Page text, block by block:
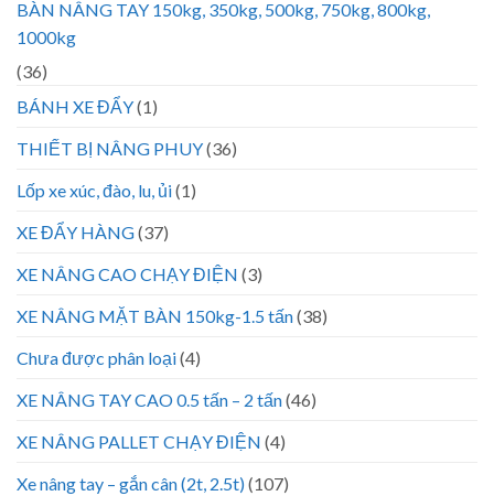
BÀN NÂNG TAY 150kg, 350kg, 500kg, 750kg, 800kg,
1000kg
(36)
BÁNH XE ĐẨY(1)
THIẾT BỊ NÂNG PHUY(36)
Lốp xe xúc, đào, lu, ủi(1)
XE ĐẨY HÀNG(37)
XE NÂNG CAO CHẠY ĐIỆN (3)
XE NÂNG MẶT BÀN 150kg-1.5 tấn(38)
Chưa được phân loại(4)
XE NÂNG TAY CAO 0.5 tấn – 2 tấn(46)
XE NÂNG PALLET CHẠY ĐIỆN (4)
Xe nâng tay – gắn cân (2t, 2.5t)(107)